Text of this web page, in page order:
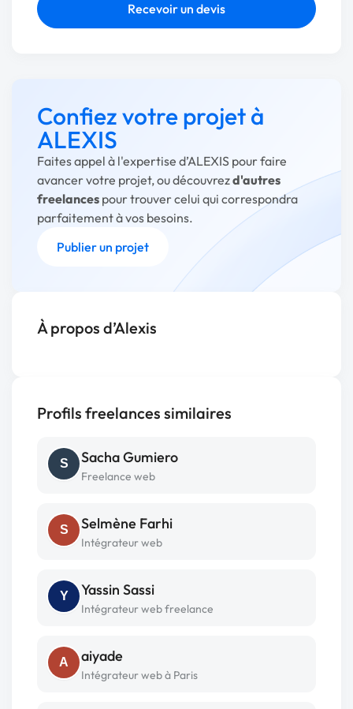
Recevoir un devis
Confiez votre projet à
ALEXIS
Faites appel à l'expertise d’ALEXIS pour faire
avancer votre projet, ou découvrezd'autres
freelances pour trouver celui qui correspondra
parfaitement à vos besoins.
Publier un projet
À propos d’Alexis
Profils freelances similaires
S Sacha Gumiero
Freelance web
S Selmène Farhi
Intégrateur web
Y Yassin Sassi
Intégrateur web freelance
A aiyade
Intégrateur web à Paris